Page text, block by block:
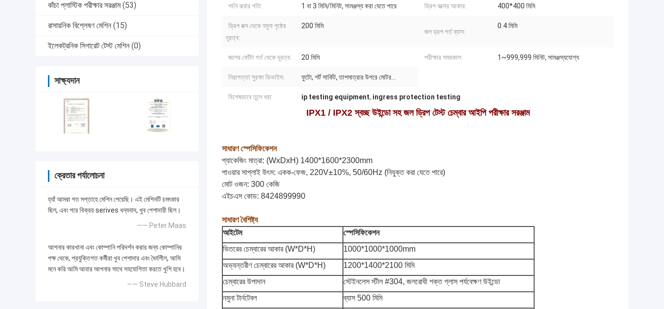
কাঁচা প্লাস্টিক পরীক্ষার সরঞ্জাম (53)
রাসায়নিক বিশ্লেষণ মেশিন (15)
ইলেকট্রনিক সিগারেট টেস্ট মেশিন (0)
সাক্ষ্যদান
ক্রেতার পর্যালোচনা
হ্যাঁ আমরা গত সপ্তাহে মেশিন পেয়েছি। এই মেশিনটি চমৎকার
ছিল, এবং পরে বিক্রয় serives ধন্যবাদ, খুব পেশাদারী ছিল।
—— Peter Maas
আপনার কারখানা এবং কোম্পানি পরিদর্শন করার জন্য কোম্পানির
পক্ষ থেকে, প্রযুক্তিগত কর্মীরা খুব পেশাদার এবং ধৈর্যশীল, আমি
মনে করি আমি আবার আপনার সাথে সহযোগিতা করতে খুশি হবে।
—— Steve Hubbard
পানি ঝরার গতি: 1 বা 3 মিমি/মিনিট, সামঞ্জস্য করা যেতে পারে ড্রিপ বক্সের আকার: 400*400 মিমি
ড্রিপ বক্স থেকে নমুনা পৃষ্ঠের
দূরত্ব:
200 মিমি
জল ড্রপ গর্ত ব্যাস:
0.4 মিমি
জলের ফোঁটা গর্ত থেকে দূরত্ব: 20 মিমি পরীক্ষার সময়কাল: 1~999,999 মিনিট, সামঞ্জস্যযোগ্য
নিরাপত্তা সুরক্ষা ডিভাইস: ফুটো, শর্ট সার্কিট, তাপমাত্রার উপরে মোটর…
বিশেষভাবে তুলে ধরা: ip testing equipment, ingress protection testing
IPX1 / IPX2 স্বচ্ছ উইন্ডো সহ জল ড্রিপ টেস্ট চেম্বার আইপি পরীক্ষার সরঞ্জাম
সাধারণ স্পেসিফিকেশন
প্যাকেজিং মাত্রা: (WxDxH) 1400*1600*2300mm
পাওয়ার সাপ্লাই উৎস: একক-ফেজ, 220V±10%, 50/60Hz (নিযুক্ত করা যেতে পারে)
মোট ওজন: 300 কেজি
এইচএস কোড: 8424899990
সাধারণ বৈশিষ্ট্য
আইটেম
স্পেসিফিকেশন
ভিতরের চেম্বারের আকার (W*D*H)
1000*1000*1000mm
অভ্যন্তরীণ চেম্বারের আকার (W*D*H)
1200*1400*2100 মিমি
চেম্বারের উপাদান
স্টেইনলেস স্টীল #304, জলরোধী শক্ত গ্লাস পর্যবেক্ষণ উইন্ডো
নমুনা টার্নটেবল
ব্যাস 500 মিমি